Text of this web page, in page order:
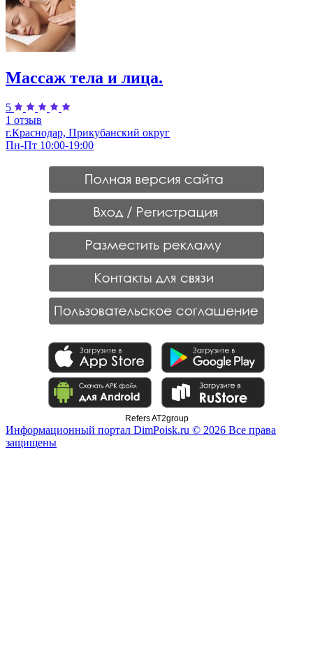
Массаж тела и лица.
5
1 отзыв
г.Краснодар, Прикубанский округ
Пн-Пт 10:00-19:00
Refers AT2group
Информационный портал DimPoisk.ru © 2026 Все права
защищены